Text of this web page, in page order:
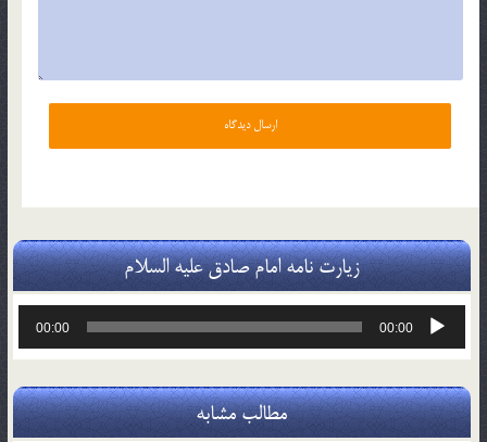
زیارت نامه امام صادق علیه السلام
پخش‌کننده
00:00
00:00
مطالب مشابه